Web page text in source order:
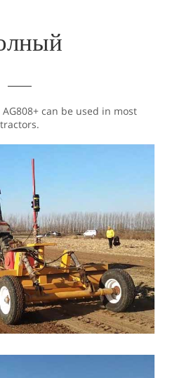
can be used in most
tractors.